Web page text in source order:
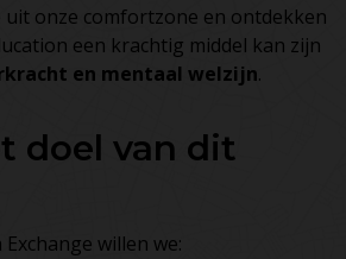
uit onze comfortzone en ontdekken
een krachtig middel kan zijn
en mentaal welzijn.
doel van dit
willen we: